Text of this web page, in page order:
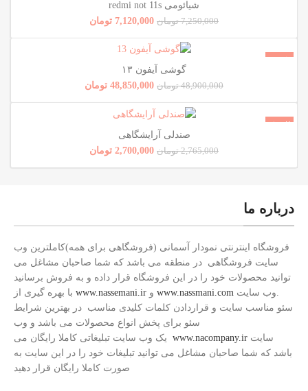
شیائومی redmi not 11s
7,250,000 تومان 7,120,000 تومان
فروش!
گوشی آیفون ۱۳
48,900,000 تومان 48,850,000 تومان
فروش!
صندلی آرایشگاهی
2,765,000 تومان 2,700,000 تومان
درباره ما
فروشگاه اینترنتی نمودار آسمانی (فروشگاهی برای همه)کاملترین وب
سایت فروشگاهی در منطقه می باشد که شما صاحبان مشاغل می
توانید محصولات خود را در این فروشگاه قرار داده و به فروش برسانید
.وب سایت www.nassmani.com و www.nassemani.ir با بهره گیری از
سئو مناسب سایت و قراردادن کلمات کلیدی مناسب در بهترین شرایط
سئو برای پخش انواع محصولات می باشد و وب
سایت www.nacompany.ir یک وب سایت تبلیغاتی کاملا رایگان می
باشد که شما صاحبان مشاغل می توانید تبلیغات خود را در این سایت به
صورت کاملا رایگان قرار دهید